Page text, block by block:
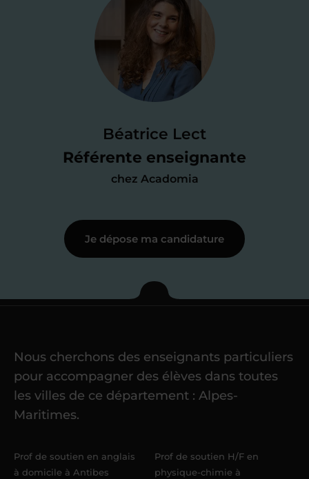
Béatrice Lect
Référente enseignante
chez Acadomia
Je valide ma
candidature
test de 15 minutes
des programmes scolaires(et pouvoir
me mettre à jour au besoin) et
j’échange en direct avec un chargé de
Étape 3
Je commence mes
Une fois ma candidature validée,mon
référent me confie mes premiers
élèves dans un délai de 6 jours
maximum
Je dépose ma candidature
Nous cherchons des enseignants particuliers
pour accompagner des élèves dans toutes
les villes de ce département : Alpes-
Maritimes.
Prof de soutien en anglais
à domicile à Antibes
Prof de soutien H/F en
physique-chimie à